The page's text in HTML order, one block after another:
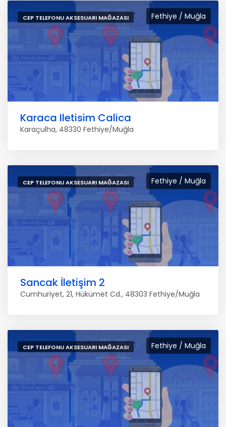
Fethiye / Muğla
CEP TELEFONU AKSESUARI MAĞAZASI
Karaca Iletisim Calica
Karaçulha, 48330 Fethiye/Muğla
Fethiye / Muğla
CEP TELEFONU AKSESUARI MAĞAZASI
Sancak İletişim 2
Cumhuriyet, 21, Hükümet Cd., 48303 Fethiye/Muğla
Fethiye / Muğla
CEP TELEFONU AKSESUARI MAĞAZASI